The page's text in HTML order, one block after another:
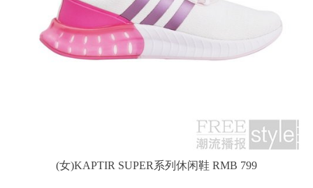
(女)KAPTIR SUPER系列休闲鞋 RMB 799